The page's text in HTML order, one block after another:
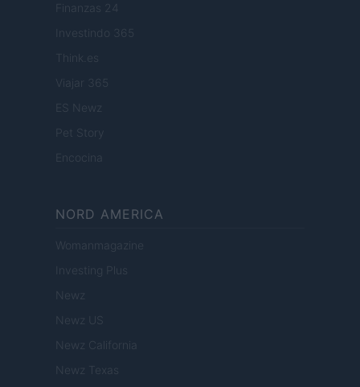
Finanzas 24
Investindo 365
Think.es
Viajar 365
ES Newz
Pet Story
Encocina
NORD AMERICA
Womanmagazine
Investing Plus
Newz
Newz US
Newz California
Newz Texas